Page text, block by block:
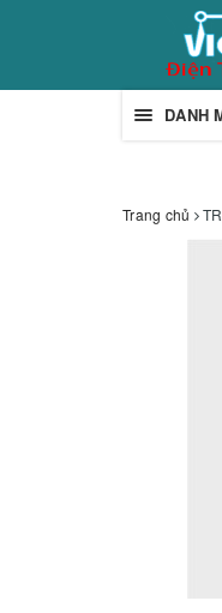
DANH
Trang chủ